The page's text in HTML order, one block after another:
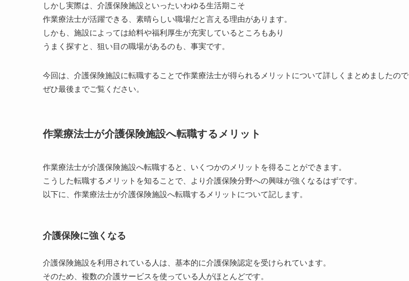
しかし実際は、介護保険施設といったいわゆる生活期こそ
作業療法士が活躍できる、素晴らしい職場だと言える理由があります。
しかも、施設によっては給料や福利厚生が充実しているところもあり
うまく探すと、狙い目の職場があるのも、事実です。
今回は、介護保険施設に転職することで作業療法士が得られるメリットについて詳しくまとめましたので
ぜひ最後までご覧ください。
作業療法士が介護保険施設へ転職するメリット
作業療法士が介護保険施設へ転職すると、いくつかのメリットを得ることができます。
こうした転職するメリットを知ることで、より介護保険分野への興味が強くなるはずです。
以下に、作業療法士が介護保険施設へ転職するメリットについて記します。
介護保険に強くなる
介護保険施設を利用されている人は、基本的に介護保険認定を受けられています。
そのため、複数の介護サービスを使っている人がほとんどです。